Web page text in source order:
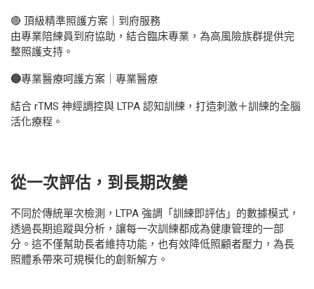
🔴 頂級精準照護方案｜到府服務
由專業陪練員到府協助，結合臨床專業，為高風險族群提供完
整照護支持。
🔵專業醫療呵護方案｜專業醫療
結合 rTMS 神經調控與 LTPA 認知訓練，打造刺激＋訓練的全腦
活化療程。
從一次評估，到長期改變
不同於傳統單次檢測，LTPA 強調「訓練即評估」的數據模式，
透過長期追蹤與分析，讓每一次訓練都成為健康管理的一部
分。這不僅幫助長者維持功能，也有效降低照顧者壓力，為長
照體系帶來可規模化的創新解方。